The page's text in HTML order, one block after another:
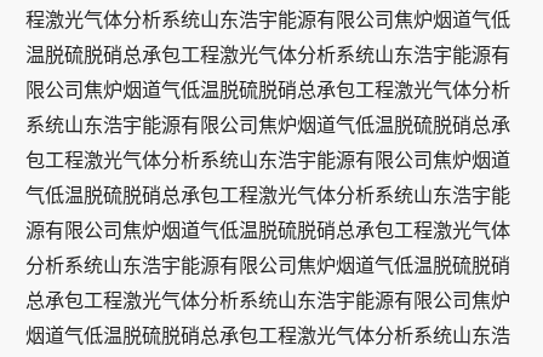
程激光气体分析系统山东浩宇能源有限公司焦炉烟道气低
温脱硫脱硝总承包工程激光气体分析系统山东浩宇能源有
限公司焦炉烟道气低温脱硫脱硝总承包工程激光气体分析
系统山东浩宇能源有限公司焦炉烟道气低温脱硫脱硝总承
包工程激光气体分析系统山东浩宇能源有限公司焦炉烟道
气低温脱硫脱硝总承包工程激光气体分析系统山东浩宇能
源有限公司焦炉烟道气低温脱硫脱硝总承包工程激光气体
分析系统山东浩宇能源有限公司焦炉烟道气低温脱硫脱硝
总承包工程激光气体分析系统山东浩宇能源有限公司焦炉
烟道气低温脱硫脱硝总承包工程激光气体分析系统山东浩